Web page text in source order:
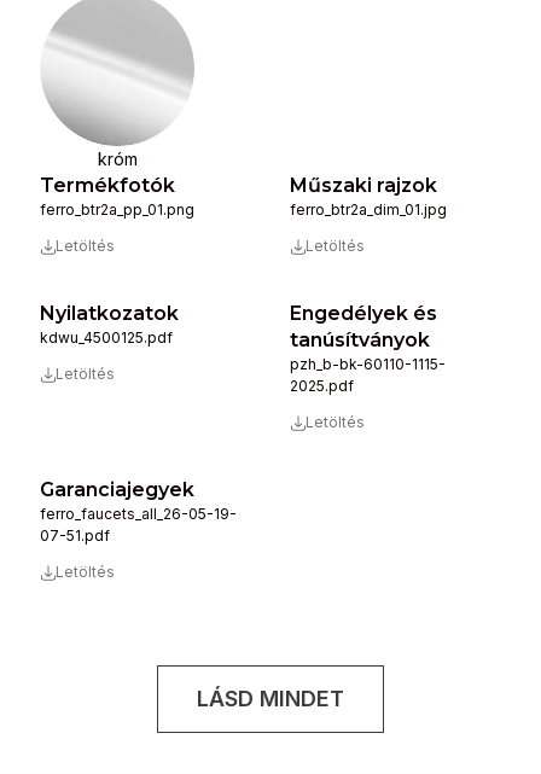
króm
Termékfotók
ferro_btr2a_pp_01.png
Letöltés
Műszaki rajzok
ferro_btr2a_dim_01.jpg
Letöltés
Nyilatkozatok
kdwu_4500125.pdf
Letöltés
Engedélyek és
tanúsítványok
pzh_b-bk-60110-1115-
2025.pdf
Letöltés
Garanciajegyek
ferro_faucets_all_26-05-19-
07-51.pdf
Letöltés
LÁSD MINDET